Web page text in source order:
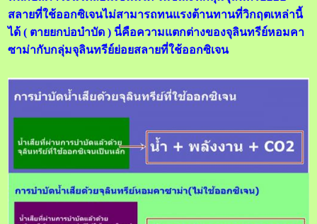
สลายที่ใช้ออกซิเจนไม่สามารถทนแรงต้านทานที่วิกฤตเหล่านี้
ได้ ( ตายยกบ่อบำบัด ) นี่คือความแตกต่างของจุลินทรีย์หอมคา
ซาม่ากับกลุ่มจุลินทรีย์ย่อยสลายที่ใช้ออกซิเจน